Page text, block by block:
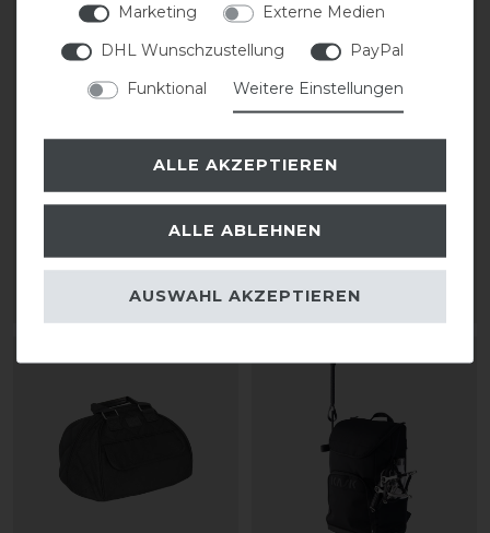
KASK Riders 22L
199,90 € *
ARTIKEL MERKEN
KASK Riders 22L
199,90 € *
ARTIKEL MERKEN
Marketing
Externe Medien
DHL Wunschzustellung
PayPal
Funktional
Weitere Einstellungen
ALLE AKZEPTIEREN
ALLE ABLEHNEN
AUSWAHL AKZEPTIEREN